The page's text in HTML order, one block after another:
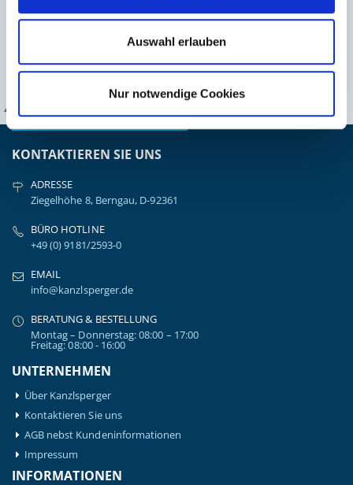
Auswahl erlauben
Nur notwendige Cookies
IN DEN WARENKORB
KANZLSPERGER GmbH
KONTAKTIEREN SIE UNS
ADRESSE
Ziegelhöhe 8, Berngau, D-92361
BÜRO HOTLINE
+49 (0) 9181/2593-0
EMAIL
info@kanzlsperger.de
BERATUNG & BESTELLUNG
Montag – Donnerstag: 08:00 – 17:00
Freitag: 08:00 - 16:00
UNTERNEHMEN
Über Kanzlsperger
Kontaktieren Sie uns
AGB nebst Kundeninformationen
Impressum
INFORMATIONEN